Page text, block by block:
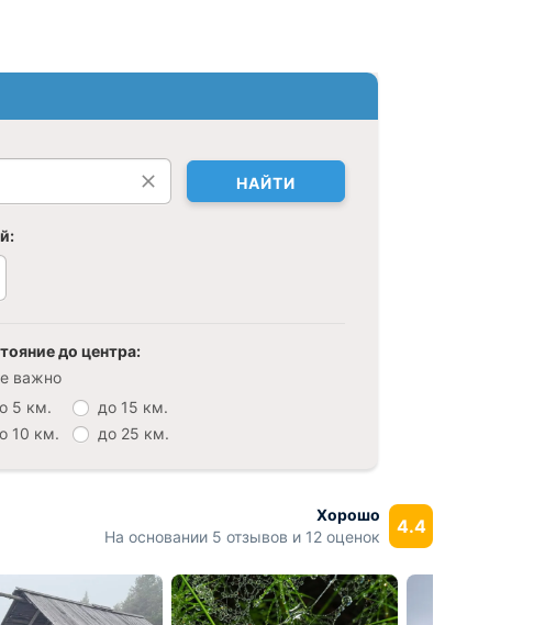
НАЙТИ
до центра:
важно
5 км.
10 км.
до 15 км.
до 25 км.
Хорошо
На основании 5 отзывов и 12 оценок
4.4